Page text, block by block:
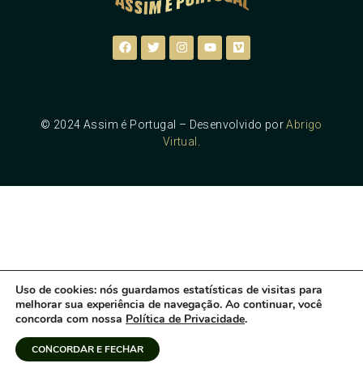
© 2024 Assim é Portugal – Desenvolvido porAbrigo
Virtual
Uso de cookies: nós guardamos estatísticas de visitas para
melhorar sua experiência de navegação. Ao continuar, você
concorda com nossa Política de Privacidade.
CONCORDAR E FECHAR